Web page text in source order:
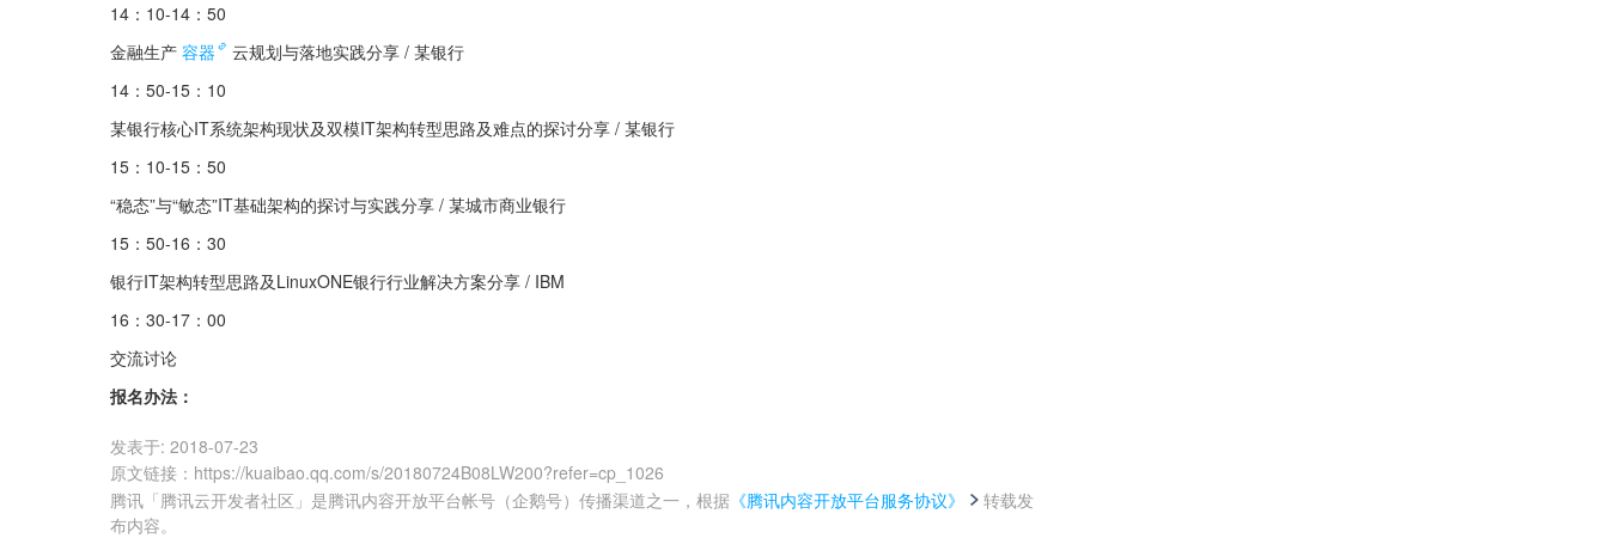
14：10-14：50
金融生产 容器
云规划与落地实践分享 / 某银行
14：50-15：10
某银行核心IT系统架构现状及双模IT架构转型思路及难点的探讨分享 / 某银行
15：10-15：50
“稳态”与“敏态”IT基础架构的探讨与实践分享 / 某城市商业银行
15：50-16：30
银行IT架构转型思路及LinuxONE银行行业解决方案分享 / IBM
16：30-17：00
交流讨论
报名办法：
发表于: 2018-07-23
原文链接 ： https://kuaibao.qq.com/s/20180724B08LW200?refer=cp_1026
腾讯「腾讯云开发者社区」是腾讯内容开放平台帐号（企鹅号）传播渠道之一，根据 《腾讯内容开放平台服务协议》
转载发
布内容。